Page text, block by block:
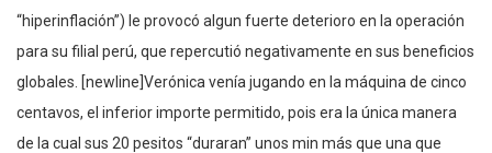
“hiperinflación”) le provocó algun fuerte deterioro en la operación
para su filial perú, que repercutió negativamente en sus beneficios
globales. [newline]Verónica venía jugando en la máquina de cinco
centavos, el inferior importe permitido, pois era la única manera
de la cual sus 20 pesitos “duraran” unos min más que una que